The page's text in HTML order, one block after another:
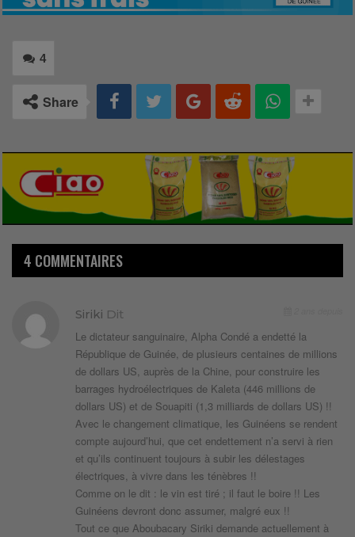
4
Share
4 COMMENTAIRES
Siriki Dit
Le dictateur sanguinaire, Alpha Condé a endetté la
République de Guinée, de plusieurs centaines de millions
de dollars US, auprès de la Chine, pour construire les
barrages hydroélectriques de Kaleta (446 millions de
dollars US) et de Souapiti (1,3 milliards de dollars US) !!
Avec le changement climatique, les Guinéens se rendent
compte aujourd’hui, que cet endettement n’a servi à rien
et qu’ils continuent toujours à subir les délestages
électriques, à vivre dans les ténèbres !!
Comme on le dit : le vin est tiré ; il faut le boire !! Les
Guinéens devront donc assumer, malgré eux !!
Tout ce que Aboubacary Siriki demande actuellement à